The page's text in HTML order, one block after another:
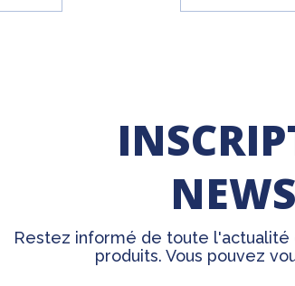
Restez informé de toute
produits. Vous pouvez